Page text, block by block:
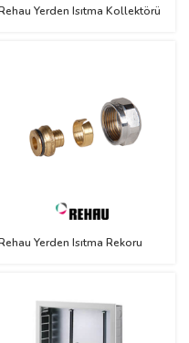
Yerden Isıtma Kollektörü
Yerden Isıtma Rekoru